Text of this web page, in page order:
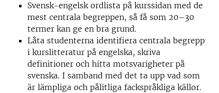
Svensk-engelsk ordlista på kurssidan med de
mest centrala begreppen, så få som 20–30
termer kan ge en bra grund.
Låta studenterna identifiera centrala begrepp
i kurslitteratur på engelska, skriva
definitioner och hitta motsvarigheter på
svenska. I samband med det ta upp vad som
är lämpliga och pålitliga fackspråkliga källor.